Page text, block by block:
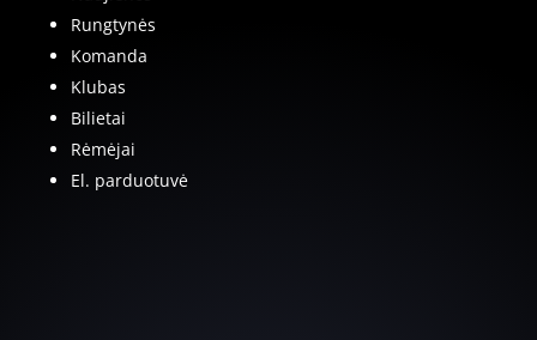
Rungtynės
Komanda
Klubas
Bilietai
Rėmėjai
El. parduotuvė